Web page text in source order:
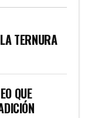
TERNURA
QUE